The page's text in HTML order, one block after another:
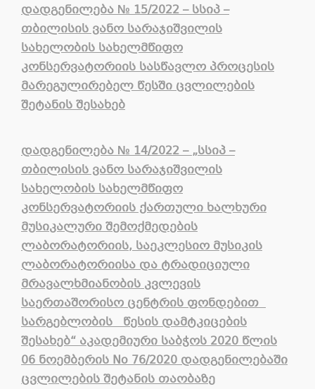
დადგენილება№ 15/2022 – სსიპ –
თბილისის ვანო სარაჯიშვილის
სახელობის სახელმწიფო
კონსერვატორიის სასწავლო პროცესის
მარეგულირებელ წესში ცვლილების
შეტანის შესახებ
დადგენილება № 14/2022 – „სსიპ –
თბილისის ვანო სარაჯიშვილის
სახელობის სახელმწიფო
კონსერვატორიის ქართული ხალხური
მუსიკალური შემოქმედების
ლაბორატორიის, საეკლესიო მუსიკის
ლაბორატორიისა და ტრადიციული
მრავალხმიანობის კვლევის
საერთაშორისო ცენტრის ფონდებით
სარგებლობის წესის დამტკიცების
შესახებ“ აკადემიური საბჭოს 2020 წლის
06 ნოემბერის No 76/2020 დადგენილებაში
ცვლილების შეტანის თაობაზე